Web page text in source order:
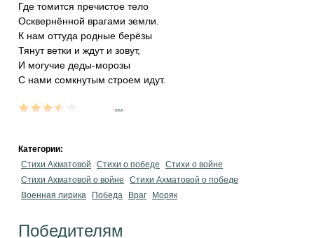
Где томится пречистое тело
Осквернённой врагами земли.
К нам оттуда родные берёзы
Тянут ветки и ждут и зовут,
И могучие деды-морозы
С нами сомкнутым строем идут.
Категории:
Стихи Ахматовой
Стихи о победе
Стихи о войне
Стихи Ахматовой о войне
Стихи Ахматовой о победе
Военная лирика
Победа Враг Моряк
Победителям